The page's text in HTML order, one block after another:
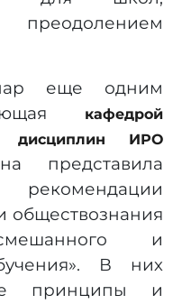
еще одним
кафедрой
дисциплин ИРО
представила
обществознания
и
В них
принципы и